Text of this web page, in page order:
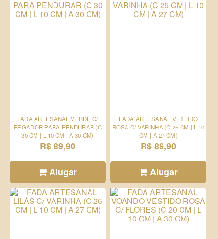
FADA ARTESANAL VERDE C/
REGADOR PARA PENDURAR (C
30 CM | L 10 CM | A 30 CM)
R$ 89,90
Alugar
FADA ARTESANAL VESTIDO
ROSA C/ VARINHA (C 25 CM | L 10
CM | A 27 CM)
R$ 89,90
Alugar